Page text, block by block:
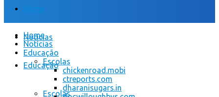
Home
Notícias
Educação
Escolas
Home
Notícias
Educação
Escolas
chickenroad.mobi
ctreports.com
dharanisugars.in